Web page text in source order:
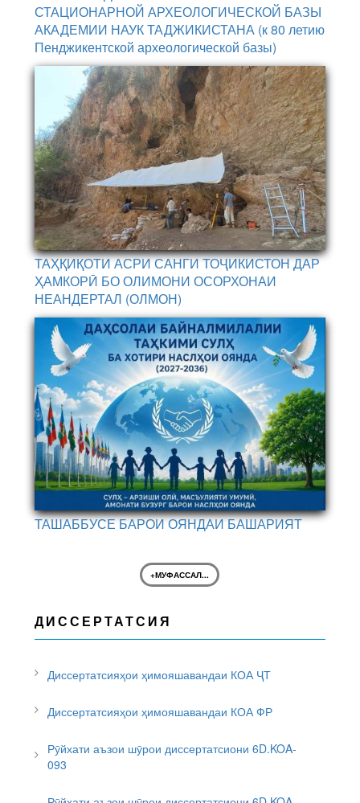
СТАЦИОНАРНОЙ АРХЕОЛОГИЧЕСКОЙ БАЗЫ
АКАДЕМИИ НАУК ТАДЖИКИСТАНА (к 80 летию
Пенджикентской археологической базы)
ТАҲҚИҚОТИ АСРИ САНГИ ТОҶИКИСТОН ДАР
ҲАМКОРӢ БО ОЛИМОНИ ОСОРХОНАИ
НЕАНДЕРТАЛ (ОЛМОН)
ТАШАББУСЕ БАРОИ ОЯНДАИ БАШАРИЯТ
+МУФАССАЛ...
ДИССЕРТАТСИЯ
Диссертатсияҳои ҳимояшавандаи КОА ҶТ
Диссертатсияҳои ҳимояшавандаи КОА ФР
Рӯйхати аъзои шӯрои диссертатсиони 6D.KOA-
093